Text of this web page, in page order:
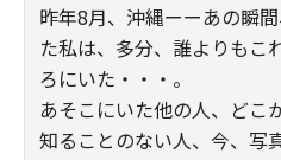
昨年8月、沖縄ーーあの瞬
た私は、多分、誰よりもこ
ろにいた・・・。
あそこにいた他の人、どこ
知ることのない人、今、写